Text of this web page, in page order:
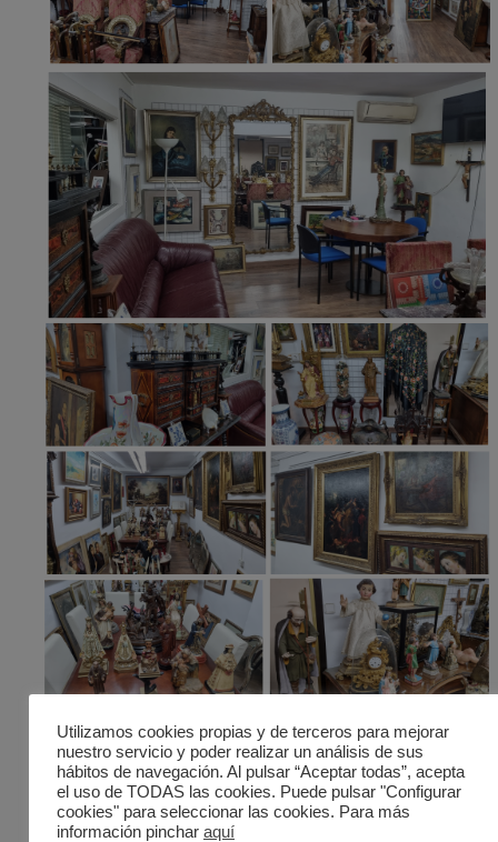
Utilizamos cookies propias y de terceros para mejorar
nuestro servicio y poder realizar un análisis de sus
hábitos de navegación. Al pulsar “Aceptar todas”, acepta
el uso de TODAS las cookies. Puede pulsar "Configurar
cookies" para seleccionar las cookies. Para más
información pinchar aquí